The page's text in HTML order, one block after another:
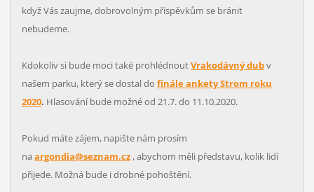
když Vás zaujme, dobrovolným příspěvkům se bránit
nebudeme.
Kdokoliv si bude moci také prohlédnoutVrakodávný dubv
našem parku, který se dostal do finále ankety Strom roku
2020. Hlasování bude možné od 21.7. do 11.10.2020.
Pokud máte zájem, napište nám prosím
na argondia@seznam.cz, abychom měli představu, kolik lidí
přijede. Možná bude i drobné pohoštění.